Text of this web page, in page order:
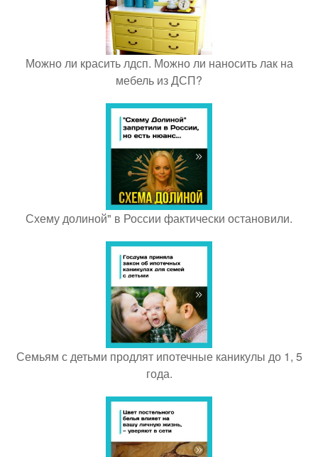
Можно ли красить лдсп. Можно ли наносить лак на
мебель из ДСП?
Схему долиной" в России фактически остановили.
Семьям с детьми продлят ипотечные каникулы до 1, 5
года.